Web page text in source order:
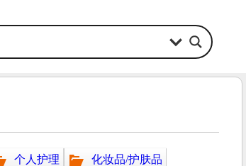
个人护理 化妆品/护肤品